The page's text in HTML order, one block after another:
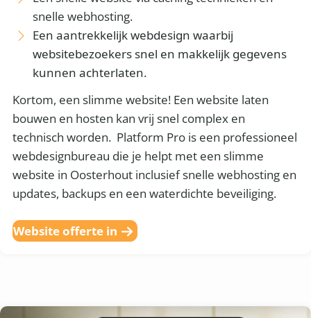
snelle webhosting.
Een aantrekkelijk webdesign waarbij
websitebezoekers snel en makkelijk gegevens
kunnen achterlaten.
Kortom, een slimme website! Een website laten
bouwen en hosten kan vrij snel complex en
technisch worden. Platform Pro is een professioneel
webdesignbureau die je helpt met een slimme
website in Oosterhout inclusief snelle webhosting en
updates, backups en een waterdichte beveiliging.
Website offerte in